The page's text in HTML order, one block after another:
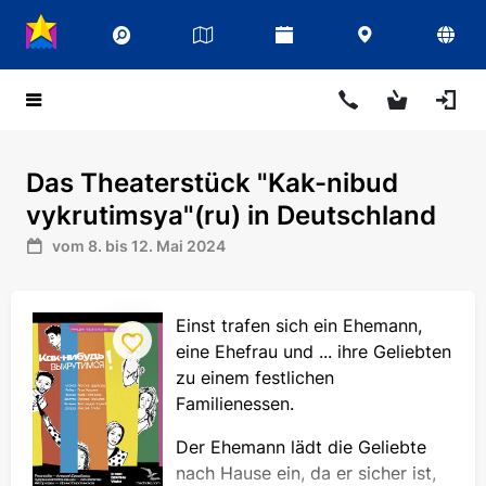
Das Theaterstück "Kak-nibud
vykrutimsya"(ru) in Deutschland
vom 8. bis 12. Mai 2024
Einst trafen sich ein Ehemann,
eine Ehefrau und ... ihre Geliebten
zu einem festlichen
Familienessen.
Der Ehemann lädt die Geliebte
nach Hause ein, da er sicher ist,